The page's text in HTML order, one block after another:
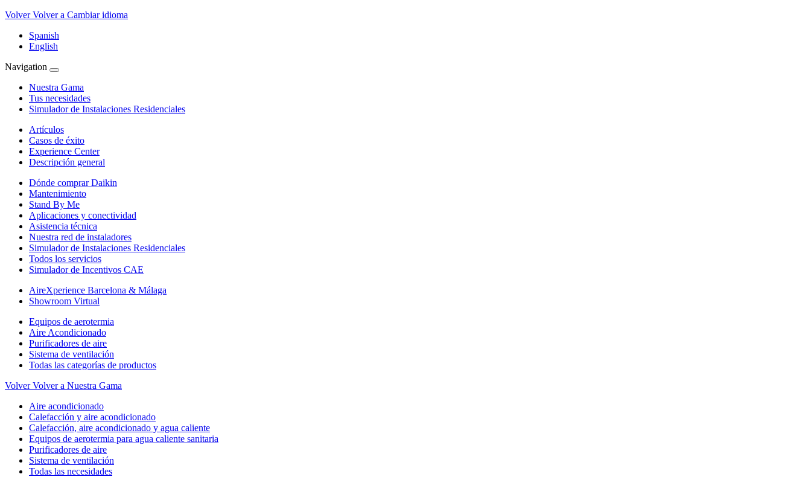
Volver Volver a Cambiar idioma
Spanish
English
Navigation
Nuestra Gama
Tus necesidades
Simulador de Instalaciones Residenciales
Artículos
Casos de éxito
Experience Center
Descripción general
Dónde comprar Daikin
Mantenimiento
Stand By Me
Aplicaciones y conectividad
Asistencia técnica
Nuestra red de instaladores
Simulador de Instalaciones Residenciales
Todos los servicios
Simulador de Incentivos CAE
AireXperience Barcelona & Málaga
Showroom Virtual
Equipos de aerotermia
Aire Acondicionado
Purificadores de aire
Sistema de ventilación
Todas las categorías de productos
Volver Volver a Nuestra Gama
Aire acondicionado
Calefacción y aire acondicionado
Calefacción, aire acondicionado y agua caliente
Equipos de aerotermia para agua caliente sanitaria
Purificadores de aire
Sistema de ventilación
Todas las necesidades